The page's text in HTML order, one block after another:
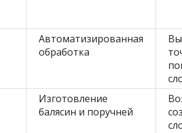
Автоматизированная
обработка
Изготовление
балясин и поручней